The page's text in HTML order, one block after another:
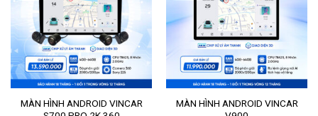
MÀN HÌNH ANDROID VINCAR
MÀN HÌNH ANDROID VINCAR